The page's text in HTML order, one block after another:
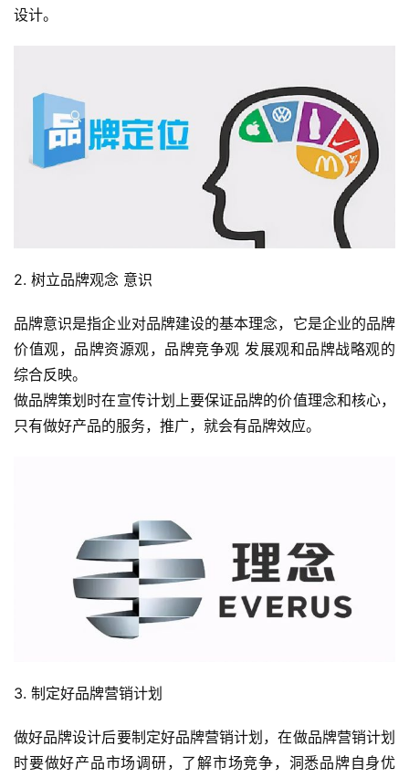
设计。
2. 树立品牌观念 意识
品牌意识是指企业对品牌建设的基本理念，它是企业的品牌
价值观，品牌资源观，品牌竞争观 发展观和品牌战略观的
综合反映。
做品牌策划时在宣传计划上要保证品牌的价值理念和核心，
只有做好产品的服务，推广，就会有品牌效应。
3. 制定好品牌营销计划
做好品牌设计后要制定好品牌营销计划，在做品牌营销计划
时要做好产品市场调研，了解市场竞争，洞悉品牌自身优